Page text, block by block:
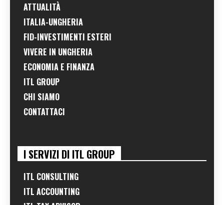
ATTUALITÀ
ITALIA-UNGHERIA
FID-INVESTIMENTI ESTERI
VIVERE IN UNGHERIA
ECONOMIA E FINANZA
ITL GROUP
CHI SIAMO
CONTATTACI
I SERVIZI DI ITL GROUP
ITL CONSULTING
ITL ACCOUNTING